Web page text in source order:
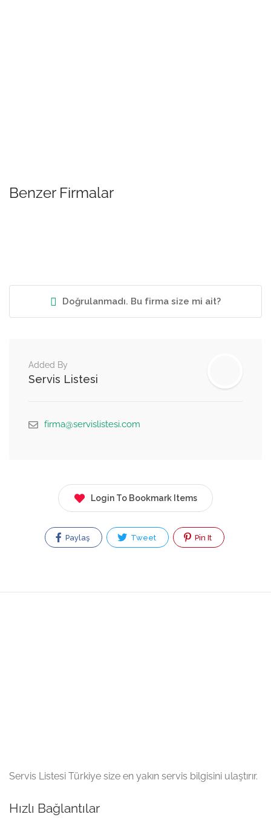
Benzer Firmalar
Doğrulanmadı. Bu firma size mi ait?
Added By
Servis Listesi
firma@servislistesi.com
Login To Bookmark Items
Paylaş Tweet Pin It
Servis Listesi Türkiye size en yakın servis bilgisini ulaştırır.
Hızlı Bağlantılar